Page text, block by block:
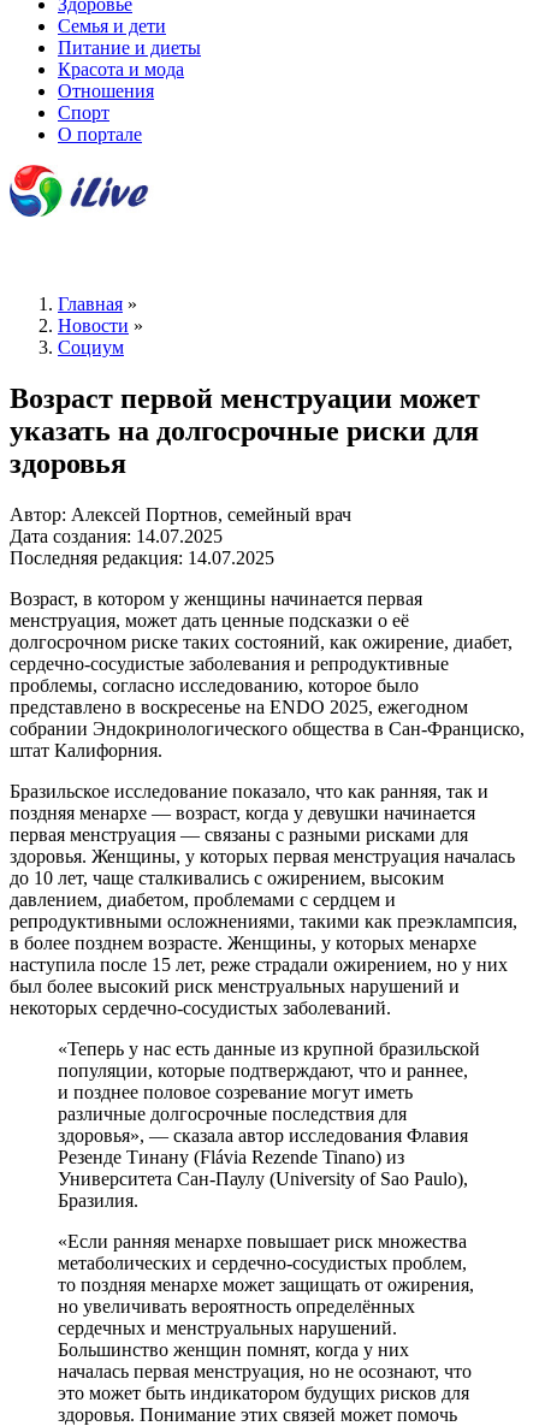
Здоровье
Семья и дети
Питание и диеты
Красота и мода
Отношения
Спорт
О портале
Главная »
Новости »
Социум
Возраст первой менструации может
указать на долгосрочные риски для
здоровья
Автор: Алексей Портнов, семейный врач
Дата создания: 14.07.2025
Последняя редакция: 14.07.2025
Возраст, в котором у женщины начинается первая
менструация, может дать ценные подсказки о её
долгосрочном риске таких состояний, как ожирение, диабет,
сердечно‑сосудистые заболевания и репродуктивные
проблемы, согласно исследованию, которое было
представлено в воскресенье на ENDO 2025, ежегодном
собрании Эндокринологического общества в Сан‑Франциско,
штат Калифорния.
Бразильское исследование показало, что как ранняя, так и
поздняя менархе — возраст, когда у девушки начинается
первая менструация — связаны с разными рисками для
здоровья. Женщины, у которых первая менструация началась
до 10 лет, чаще сталкивались с ожирением, высоким
давлением, диабетом, проблемами с сердцем и
репродуктивными осложнениями, такими как преэклампсия,
в более позднем возрасте. Женщины, у которых менархе
наступила после 15 лет, реже страдали ожирением, но у них
был более высокий риск менструальных нарушений и
некоторых сердечно‑сосудистых заболеваний.
«Теперь у нас есть данные из крупной бразильской
популяции, которые подтверждают, что и раннее,
и позднее половое созревание могут иметь
различные долгосрочные последствия для
здоровья», — сказала автор исследования Флавия
Резенде Тинану (Flávia Rezende Tinano) из
Университета Сан‑Паулу (University of Sao Paulo),
Бразилия.
«Если ранняя менархе повышает риск множества
метаболических и сердечно‑сосудистых проблем,
то поздняя менархе может защищать от ожирения,
но увеличивать вероятность определённых
сердечных и менструальных нарушений.
Большинство женщин помнят, когда у них
началась первая менструация, но не осознают, что
это может быть индикатором будущих рисков для
здоровья. Понимание этих связей может помочь